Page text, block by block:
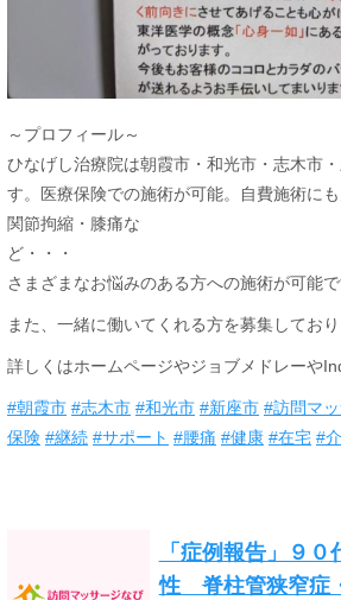
～プロフィール～
ひなげし治療院は朝霞市・和光市・志木市
す。医療保険での施術が可能。自費施術に
関節拘縮・膝痛な
ど
さまざまなお悩みのある方への施術が可能で
また、一緒に働いてくれる方を募集しており
詳しくはホームページやジョブメドレーや
#朝霞市 #志木市 #和光市 #新座市 #訪問マ
保険 #継続 #サポート #腰痛 #健康 #在宅 #
「症例報告」９０
性 脊柱管狭窄症